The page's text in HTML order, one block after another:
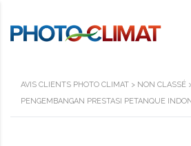
AVIS CLIENTS PHOTO CLIMAT > NON CLASSÉ
PENGEMBANGAN PRESTASI PETANQUE